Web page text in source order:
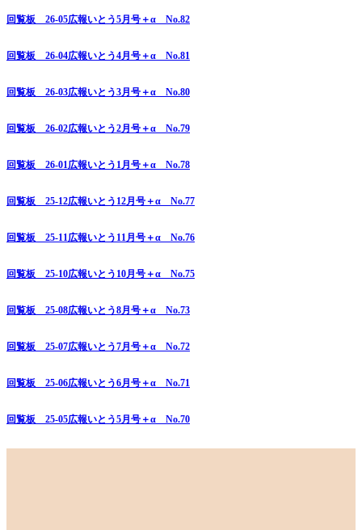
回覧板 26-05広報いとう5月号＋α No.82
回覧板 26-04広報いとう4月号＋α No.81
回覧板 26-03広報いとう3月号＋α No.80
回覧板 26-02広報いとう2月号＋α No.79
回覧板 26-01広報いとう1月号＋α No.78
回覧板 25-12広報いとう12月号＋α No.77
回覧板 25-11広報いとう11月号＋α No.76
回覧板 25-10広報いとう10月号＋α No.75
回覧板 25-08広報いとう8月号＋α No.73
回覧板 25-07広報いとう7月号＋α No.72
回覧板 25-06広報いとう6月号＋α No.71
回覧板 25-05広報いとう5月号＋α No.70